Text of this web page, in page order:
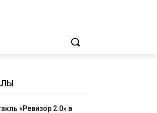
«Ревизор 2.0» в